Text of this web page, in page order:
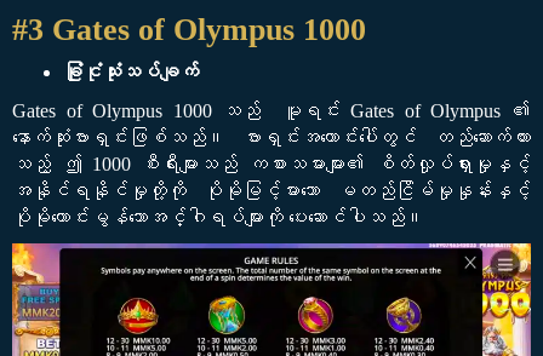
#3 Gates of Olympus 1000
ခြုံငုံသုံးသပ်ချက်
Gates of Olympus 1000 သည် မူရင်း Gates of Olympus ၏
နောက်ဆုံးဗားရှင်းဖြစ်သည်။ ဗားရှင်းအဟောင်းပေါ်တွင် တည်ဆောက်ထား
သည့် ဤ 1000 စီးရီးများသည် ကစားသမားများ၏ စိတ်လှုပ်ရှားမှုနှင့်
အနိုင်ရနိုင်မှုတို့ကို ပိုမိုမြင့်မားသော မတည်ငြိမ်မှုနှုန်းနှင့်
ပိုမိုကောင်းမွန်သောအင်္ဂါရပ်များကို ပေးဆောင်ပါသည်။